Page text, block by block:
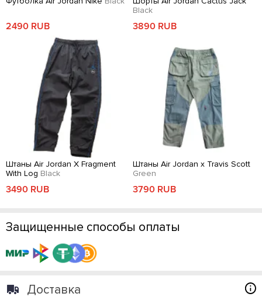
2490 RUB
Black
3890 RUB
Штаны Air Jordan X Fragment
With Log Black
3490 RUB
Штаны Air Jordan x Travis Scott
Green
3790 RUB
Защищенные способы оплаты
Доставка